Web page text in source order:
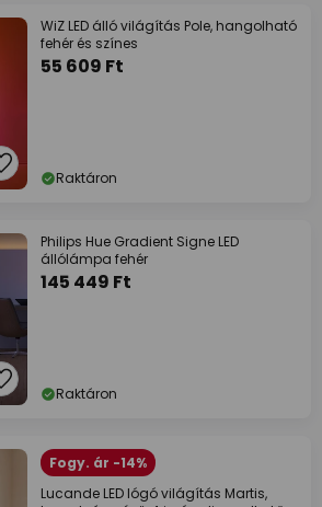
WiZ LED álló világítás Pole, hangolható
fehér és színes
55 609 Ft
Raktáron
Philips Hue Gradient Signe LED
állólámpa fehér
145 449 Ft
Raktáron
Fogy. ár -14%
Lucande LED lógó világítás Martis,